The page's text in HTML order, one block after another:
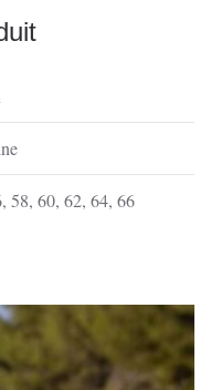
, 58, 60, 62, 64, 66